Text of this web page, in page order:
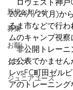
新規お知らせ
募集
お願い
クラブ
ジュニアユース
2024/1/29(月)か
るま市などで行
ムのキャンプ視察
    非公開トレーニングも多いため詳細
は公表でかませ
レvsFC町田ゼル
アのトレーニン